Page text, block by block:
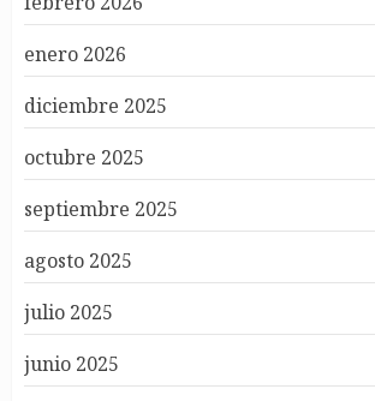
enero 2026
diciembre 2025
octubre 2025
septiembre 2025
agosto 2025
julio 2025
junio 2025